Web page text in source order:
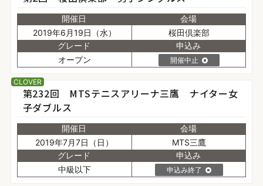
開催日
2019年6月19日（水）
会場
桜田倶楽部
グレード
オープン
申込み
開催中止
第232回 MTSテニスアリーナ三鷹 ナイター女
子ダブルス
開催日
2019年7月7日（日）
会場
MTS三鷹
グレード
中級以下
申込み
申込み終了
CLOVER